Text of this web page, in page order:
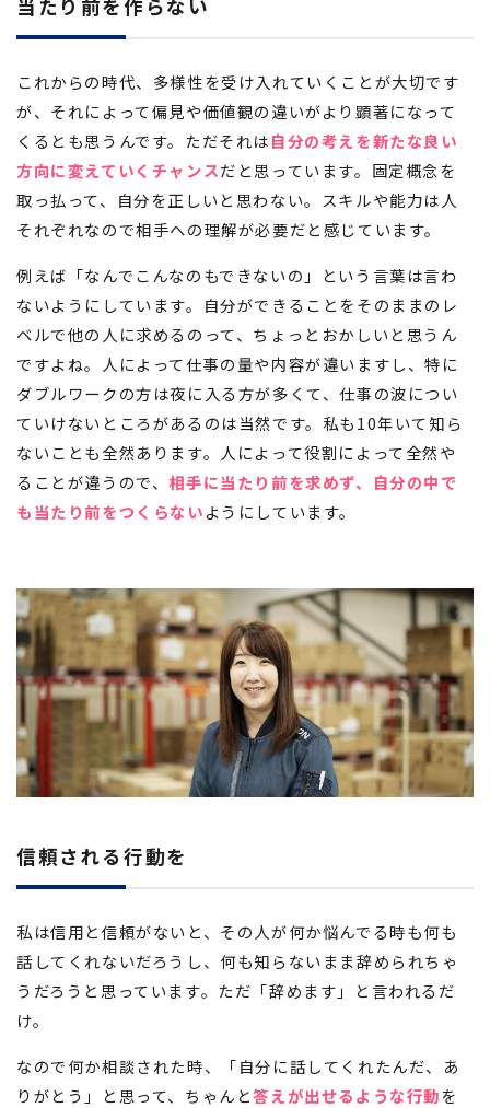
当たり前を作らない
これからの時代、多様性を受け入れていくことが大切です
が、それによって偏見や価値観の違いがより顕著になって
くるとも思うんです。ただそれは自分の考えを新たな良い
方向に変えていくチャンスだと思っています。固定概念を
取っ払って、自分を正しいと思わない。スキルや能力は人
それぞれなので相手への理解が必要だと感じています。
例えば「なんでこんなのもできないの」という言葉は言わ
ないようにしています。自分ができることをそのままのレ
ベルで他の人に求めるのって、ちょっとおかしいと思うん
ですよね。人によって仕事の量や内容が違いますし、特に
ダブルワークの方は夜に入る方が多くて、仕事の波につい
ていけないところがあるのは当然です。私も10年いて知ら
ないことも全然あります。人によって役割によって全然や
ることが違うので、相手に当たり前を求めず、自分の中で
も当たり前をつくらないようにしています。
信頼される行動を
私は信用と信頼がないと、その人が何か悩んでる時も何も
話してくれないだろうし、何も知らないまま辞められちゃ
うだろうと思っています。ただ「辞めます」と言われるだ
け。
なので何か相談された時、「自分に話してくれたんだ、あ
りがとう」と思って、ちゃんと答えが出せるような行動を